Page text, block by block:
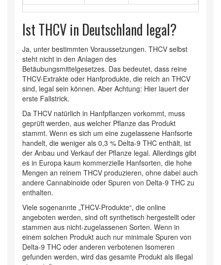
Ist THCV in Deutschland legal?
Ja, unter bestimmten Voraussetzungen. THCV selbst
steht nicht in den Anlagen des
Betäubungsmittelgesetzes. Das bedeutet, dass reine
THCV-Extrakte oder Hanfprodukte, die reich an THCV
sind, legal sein können. Aber Achtung: Hier lauert der
erste Fallstrick.
Da THCV natürlich in Hanfpflanzen vorkommt, muss
geprüft werden, aus welcher Pflanze das Produkt
stammt. Wenn es sich um eine zugelassene Hanfsorte
handelt, die weniger als 0,3 % Delta-9 THC enthält, ist
der Anbau und Verkauf der Pflanze legal. Allerdings gibt
es in Europa kaum kommerzielle Hanfsorten, die hohe
Mengen an reinem THCV produzieren, ohne dabei auch
andere Cannabinoide oder Spuren von Delta-9 THC zu
enthalten.
Viele sogenannte „THCV-Produkte“, die online
angeboten werden, sind oft synthetisch hergestellt oder
stammen aus nicht-zugelassenen Sorten. Wenn in
einem solchen Produkt auch nur minimale Spuren von
Delta-9 THC oder anderen verbotenen Isomeren
gefunden werden, wird das gesamte Produkt als illegal